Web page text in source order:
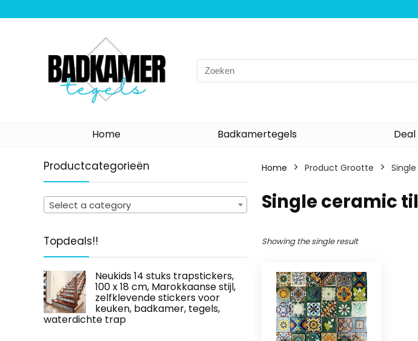
Search
for:
Home Badkamertegels
Productcategorieën
Select a category
Topdeals!!
Neukids 14 stuks trapstickers,
100 x 18 cm, Marokkaanse stijl,
zelfklevende stickers voor
keuken, badkamer, tegels,
waterdichte trap
Home Product Grootte
‎Single ceramic
Showing the single result